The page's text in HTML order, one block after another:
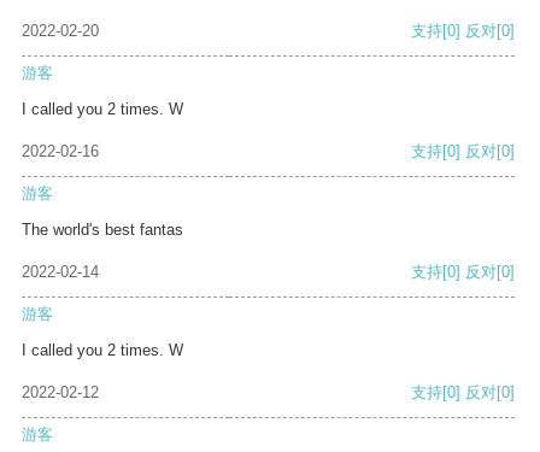
2022-02-20 支持[0] 反对[0]
游客
I called you 2 times. W
2022-02-16 支持[0] 反对[0]
游客
The world's best fantas
2022-02-14 支持[0] 反对[0]
游客
I called you 2 times. W
2022-02-12 支持[0] 反对[0]
游客